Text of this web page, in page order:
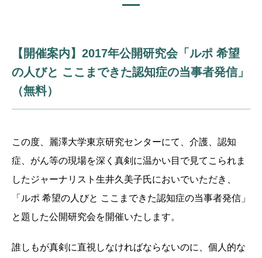
【開催案内】2017年公開研究会「ルポ 希望
の人びと ここまできた認知症の当事者発信」
（無料）
この度、麗澤大学東京研究センターにて、 介護、認知
症、がん等の現場を深く真剣に温かい目で見てこられま
した ジャーナリスト生井久美子氏においでいただき、
「ルポ 希望の人びと ここまできた認知症の当事者発信」
と題した公開研究会を開催いたします。
誰しもが真剣に直視しなければならないのに、個人的な